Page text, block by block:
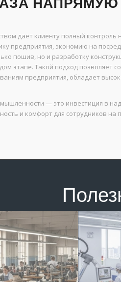
НАПРЯМУЮ
дает клиенту полный контроль
предприятия, экономию на
пошив, но и разработку
этапе. Такой подход
предприятия, обладает
— это инвестиция в
и комфорт для сотрудников на